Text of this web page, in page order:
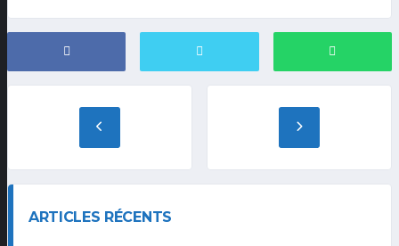
ARTICLES RÉCENTS